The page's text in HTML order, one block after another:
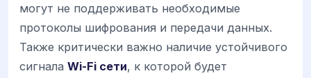
могут не поддерживать необходимые
протоколы шифрования и передачи данных.
Также критически важно наличие устойчивого
сигнала Wi-Fi сети, к которой будет